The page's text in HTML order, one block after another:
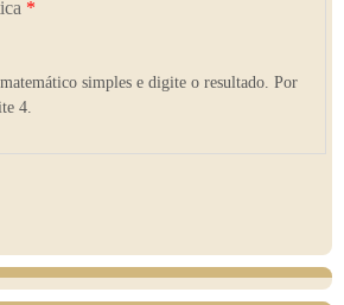
*
simples e digite o resultado. Por
4.